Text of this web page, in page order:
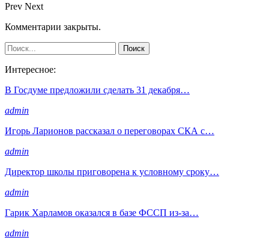
Prev Next
Комментарии закрыты.
Интересное:
В Госдуме предложили сделать 31 декабря…
admin
Игорь Ларионов рассказал о переговорах СКА с…
admin
Директор школы приговорена к условному сроку…
admin
Гарик Харламов оказался в базе ФССП из-за…
admin